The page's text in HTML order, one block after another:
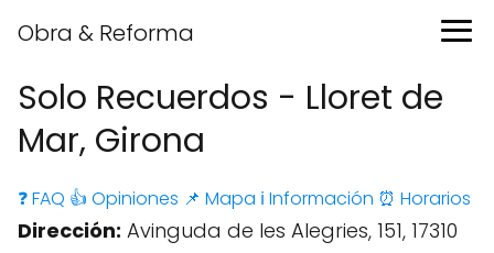
Obra & Reforma
Solo Recuerdos - Lloret de
Mar, Girona
❓ FAQ 👍 Opiniones 📌 Mapa ℹ️ Información ⏰ Horarios
Dirección: Avinguda de les Alegries, 151, 17310